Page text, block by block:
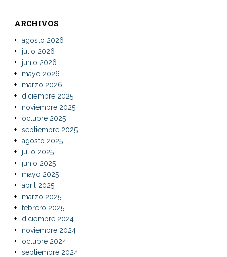
ARCHIVOS
agosto 2026
julio 2026
junio 2026
mayo 2026
marzo 2026
diciembre 2025
noviembre 2025
octubre 2025
septiembre 2025
agosto 2025
julio 2025
junio 2025
mayo 2025
abril 2025
marzo 2025
febrero 2025
diciembre 2024
noviembre 2024
octubre 2024
septiembre 2024